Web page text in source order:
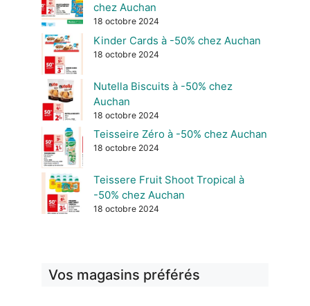
chez Auchan
18 octobre 2024
Kinder Cards à -50% chez Auchan
18 octobre 2024
Nutella Biscuits à -50% chez
Auchan
18 octobre 2024
Teisseire Zéro à -50% chez Auchan
18 octobre 2024
Teissere Fruit Shoot Tropical à
-50% chez Auchan
18 octobre 2024
Vos magasins préférés